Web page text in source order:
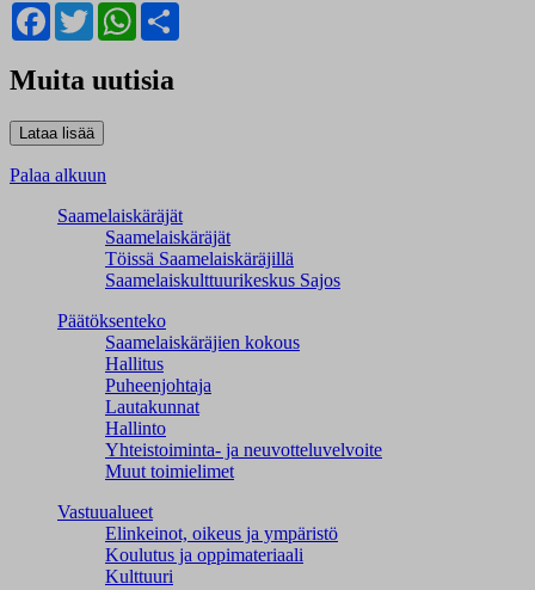
Facebook
TwitterWhatsApp
Muita uutisia
Palaa alkuun
Saamelaiskäräjät
Saamelaiskäräjät
Töissä Saamelaiskäräjillä
Saamelaiskulttuuri­keskus Sajos
Päätöksenteko
Saamelaiskäräjien kokous
Hallitus
Puheenjohtaja
Lautakunnat
Hallinto
Yhteistoiminta- ja neuvotteluvelvoite
Muut toimielimet
Vastuualueet
Elinkeinot, oikeus ja ympäristö
Koulutus ja oppimateriaali
Kulttuuri